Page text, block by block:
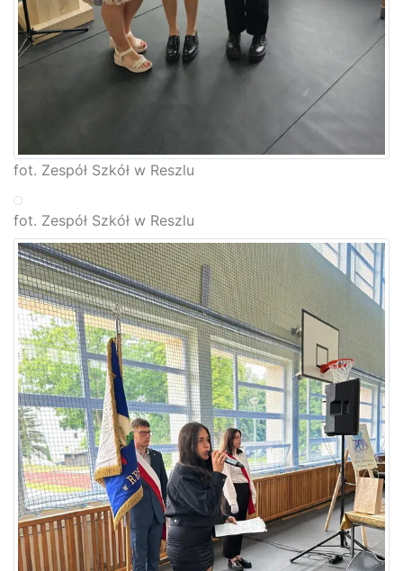
fot. Zespół Szkół w Reszlu
fot. Zespół Szkół w Reszlu